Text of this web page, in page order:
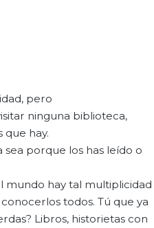
pero
ninguna biblioteca,
que hay.
sea porque los has leído o
mundo hay tal multiplicidad
todos. Tú que ya
Libros, historietas con